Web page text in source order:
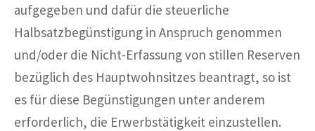
aufgegeben und dafür die steuerliche
Halbsatzbegünstigung in Anspruch genommen
und/oder die Nicht-Erfassung von stillen Reserven
bezüglich des Hauptwohnsitzes beantragt, so ist
es für diese Begünstigungen unter anderem
erforderlich, die Erwerbstätigkeit einzustellen.